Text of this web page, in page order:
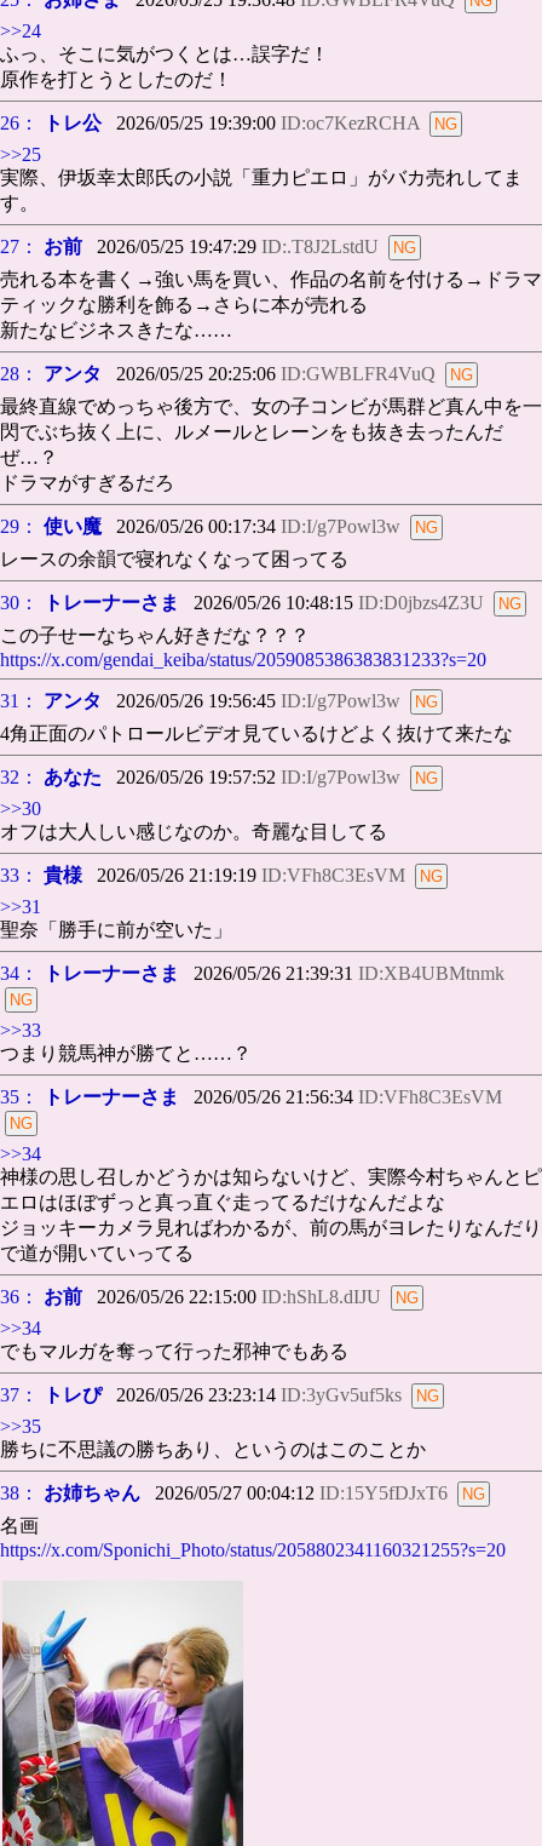
>>24
ふっ、そこに気がつくとは…誤字だ！
原作を打とうとしたのだ！
26： トレ公2026/05/25 19:39:00 ID:oc7KezRCHA
>>25
実際、伊坂幸太郎氏の小説「重力ピエロ」がバカ売れしてま
す。
27： お前 2026/05/25 19:47:29 ID:.T8J2LstdU
売れる本を書く→強い馬を買い、作品の名前を付ける→ドラマ
ティックな勝利を飾る→さらに本が売れる
新たなビジネスきたな……
28： アンタ 2026/05/25 20:25:06 ID:GWBLFR4VuQ
最終直線でめっちゃ後方で、女の子コンビが馬群ど真ん中を一
閃でぶち抜く上に、ルメールとレーンをも抜き去ったんだ
ぜ…？
ドラマがすぎるだろ
29： 使い魔 2026/05/26 00:17:34 ID:I/g7Powl3w
レースの余韻で寝れなくなって困ってる
30： トレーナーさま 2026/05/26 10:48:15 ID:D0jbzs4Z3U
この子せーなちゃん好きだな？？？
https://x.com/gendai_keiba/status/2059085386383831233?s=20
31：
アンタ 2026/05/26 19:56:45 ID:I/g7Powl3w
4角正面のパトロールビデオ見ているけどよく抜けて来たな
32： あなた 2026/05/26 19:57:52 ID:I/g7Powl3w
>>30
オフは大人しい感じなのか。奇麗な目してる
33： 貴様 2026/05/26 21:19:19 ID:VFh8C3EsVM
>>31
聖奈「勝手に前が空いた」
34： トレーナーさま 2026/05/26 21:39:31 ID:XB4UBMtnmk
>>33
つまり競馬神が勝てと……？
35： トレーナーさま 2026/05/26 21:56:34 ID:VFh8C3EsVM
>>34
神様の思し召しかどうかは知らないけど、実際今村ちゃんとピ
エロはほぼずっと真っ直ぐ走ってるだけなんだよな
ジョッキーカメラ見ればわかるが、前の馬がヨレたりなんだり
で道が開いていってる
36： お前 2026/05/26 22:15:00 ID:hShL8.dIJU
>>34
でもマルガを奪って行った邪神でもある
37： トレぴ2026/05/26 23:23:14 ID:3yGv5uf5ks
>>35
勝ちに不思議の勝ちあり、というのはこのことか
38： お姉ちゃん 2026/05/27 00:04:12 ID:15Y5fDJxT6
名画
https://x.com/Sponichi_Photo/status/2058802341160321255?s=20